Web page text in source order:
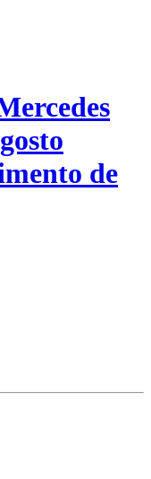
de